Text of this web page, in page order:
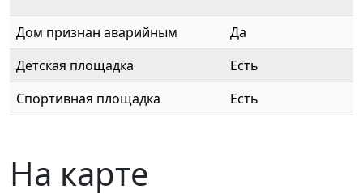
Дом признан аварийным
Да
Детская площадка
Есть
Спортивная площадка
Есть
На карте